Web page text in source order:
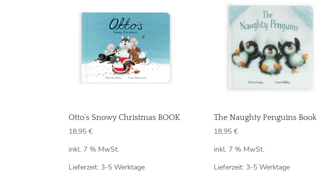
Otto’s Snowy Christmas BOOK
18,95€
inkl. 7 % MwSt.
Lieferzeit: 3-5 Werktage
The Naughty Penguins Book
18,95 €
inkl. 7 % MwSt.
Lieferzeit: 3-5 Werktage